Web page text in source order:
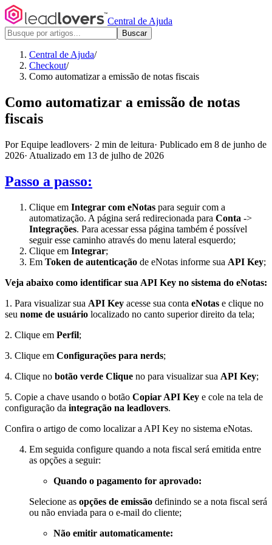
Central de Ajuda
Buscar
Central de Ajuda/
Checkout/
Como automatizar a emissão de notas fiscais
Como automatizar a emissão de notas
fiscais
Por Equipe leadlovers· 2 min de leitura· Publicado em 8 de junho de
2026· Atualizado em 13 de julho de 2026
Passo a passo:
Clique em Integrar com eNotas para seguir com a
automatização. A página será redirecionada para Conta ->
Integrações. Para acessar essa página também é possível
seguir esse caminho através do menu lateral esquerdo;
Clique em Integrar;
Em Token de autenticação de eNotas informe sua API Key;
Veja abaixo como identificar sua API Key no sistema do eNotas:
1. Para visualizar sua API Key acesse sua conta eNotas e clique no
seu nome de usuário localizado no canto superior direito da tela;
2. Clique em Perfil;
3. Clique em Configurações para nerds;
4. Clique no botão verde Clique no para visualizar sua API Key;
5. Copie a chave usando o botão Copiar API Key e cole na tela de
configuração da integração na leadlovers.
Confira o artigo de como localizar a API Key no sistema eNotas.
Em seguida configure quando a nota fiscal será emitida entre
as opções a seguir:
Quando o pagamento for aprovado:
Selecione as opções de emissão definindo se a nota fiscal será
ou não enviada para o e-mail do cliente;
Não emitir automaticamente: